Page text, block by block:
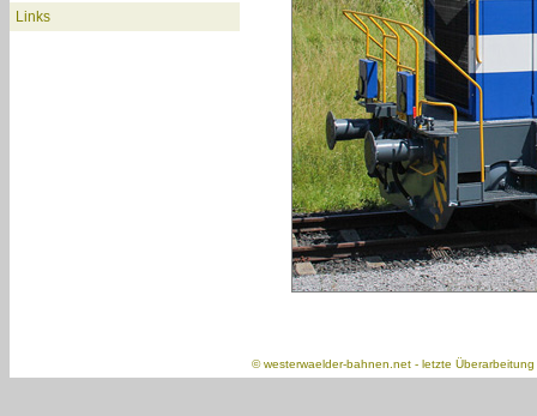
Links
©westerwaelder-bahnen.net - letzte